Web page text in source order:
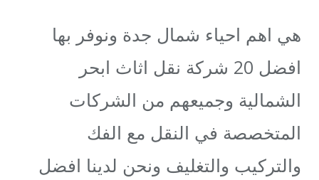
هي اهم احياء شمال جدة ونوفر بها
افضل 20 شركة نقل اثاث ابحر
الشمالية وجميعهم من الشركات
المتخصصة في النقل مع الفك
والتركيب والتغليف ونحن لدينا افضل